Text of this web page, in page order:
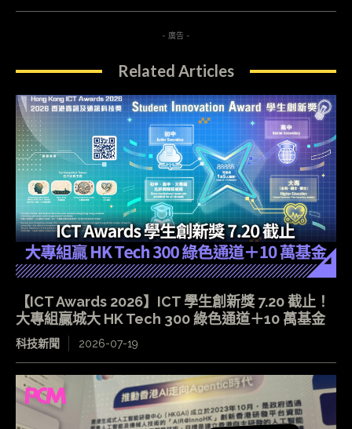
- 廣告 -
Related Articles
【ICT Awards 2026】ICT 學生創新獎 7.20 截止！
大專組贏城大 HK Tech 300 綠色通道＋10 萬基金
科技新聞 2026-07-19